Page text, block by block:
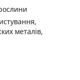
металів,